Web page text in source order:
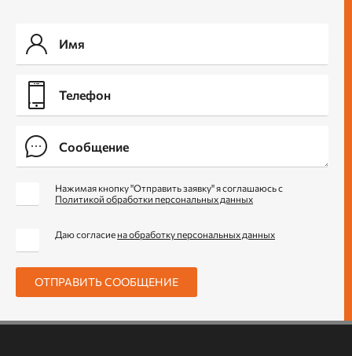
Нажимая кнопку "Отправить заявку" я соглашаюсь с
Политикой обработки персональных данных
Даю согласие на обработку персональных данных
ОТПРАВИТЬ СООБЩЕНИЕ